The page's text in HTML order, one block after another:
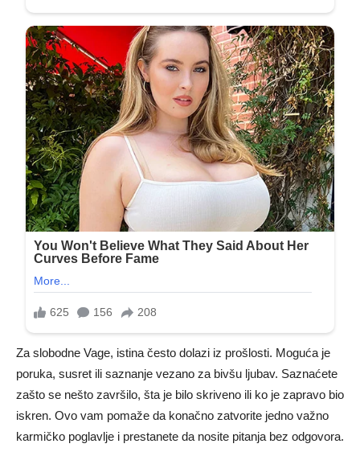
Za slobodne Vage, istina često dolazi iz prošlosti. Moguća je
poruka, susret ili saznanje vezano za bivšu ljubav. Saznaćete
zašto se nešto završilo, šta je bilo skriveno ili ko je zapravo bio
iskren. Ovo vam pomaže da konačno zatvorite jedno važno
karmičko poglavlje i prestanete da nosite pitanja bez odgovora.